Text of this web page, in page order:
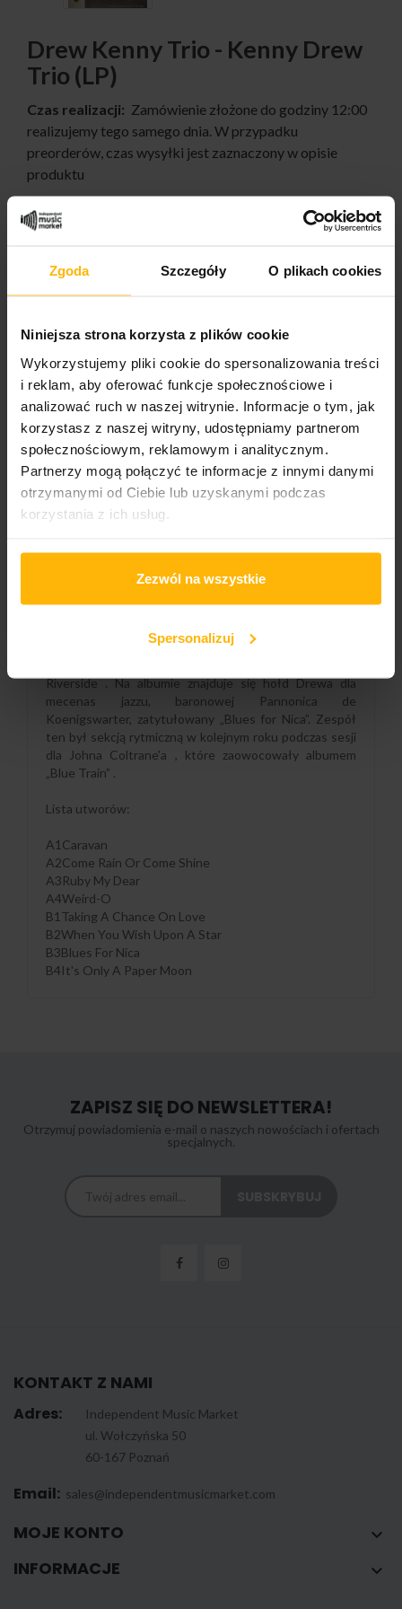
Zgoda Szczegóły O plikach cookies
Niniejsza strona korzysta z plików cookie
Wykorzystujemy pliki cookie do spersonalizowania treści
i reklam, aby oferować funkcje społecznościowe i
analizować ruch w naszej witrynie. Informacje o tym, jak
korzystasz z naszej witryny, udostępniamy partnerom
społecznościowym, reklamowym i analitycznym.
Partnerzy mogą połączyć te informacje z innymi danymi
otrzymanymi od Ciebie lub uzyskanymi podczas
korzystania z ich usług.
Zezwól na wszystkie
Spersonalizuj
Drew Kenny Trio - Kenny Drew
Trio (LP)
Czas realizacji: Zamówienie złożone do godziny 12:00
realizujemy tego samego dnia. W przypadku
preorderów, czas wysyłki jest zaznaczony w opisie
produktu
62,48 $
DODAJ DO KOSZYKA
Gatunek:
Jazz
SZCZEGÓŁY PRODUKTU
Kenny Drew Trio to album pianisty Kenny'ego Drewa ,
Riverside . Na albumie znajduje się hołd Drewa dla
mecenas jazzu, baronowej Pannonica de
Koenigswarter, zatytułowany „Blues for Nica”. Zespół
ten był sekcją rytmiczną w kolejnym roku podczas sesji
dla Johna Coltrane'a , które zaowocowały albumem
„Blue Train” .
Lista utworów:
A1Caravan
A2Come Rain Or Come Shine
A3Ruby My Dear
A4Weird-O
B1Taking A Chance On Love
B2When You Wish Upon A Star
B3Blues For Nica
B4It's Only A Paper Moon
ZAPISZ SIĘ DO NEWSLETTERA!
Otrzymuj powiadomienia e-mail o naszych nowościach i ofertach
specjalnych.
KONTAKT Z NAMI
Adres:
Independent Music Market
ul. Wołczyńska 50
60-167 Poznań
Email: sales@independentmusicmarket.com
MOJE KONTO 
INFORMACJE 